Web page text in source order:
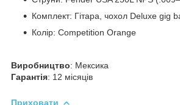
Комплект: Гітара, чохол Deluxe gig
Колір: Competition Orange
Виробництво: Мексика
Гарантія: 12 місяців
Приховати